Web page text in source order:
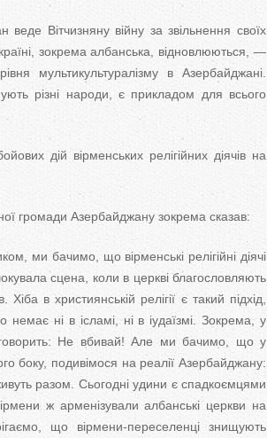
Вітчизняну війну за звільнення своїх
зокрема албанська, відновлюються, —
мультикультуралізму в Азербайджані.
різні народи, є прикладом для всього
дій вірменських релігійних діячів на
громади Азербайджану зокрема сказав:
ми бачимо, що вірменські релігійні діячі
сцена, коли в церкві благословляють
в християнській релігії є такий підхід,
ні в ісламі, ні в іудаїзмі. Зокрема, у
говорить: Не вбивай! Але ми бачимо, що у
боку, подивімося на реалії Азербайджану:
разом. Сьогодні удини є спадкоємцями
ж арменізували албанські церкви на
що вірмени-переселенці знищують